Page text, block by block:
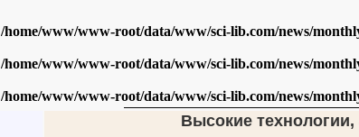
/home/www/www-root/data/www/sci-lib.com/news/
/home/www/www-root/data/www/sci-lib.com/news/
/home/www/www-root/data/www/sci-lib.com/news/
Высокие технологии,